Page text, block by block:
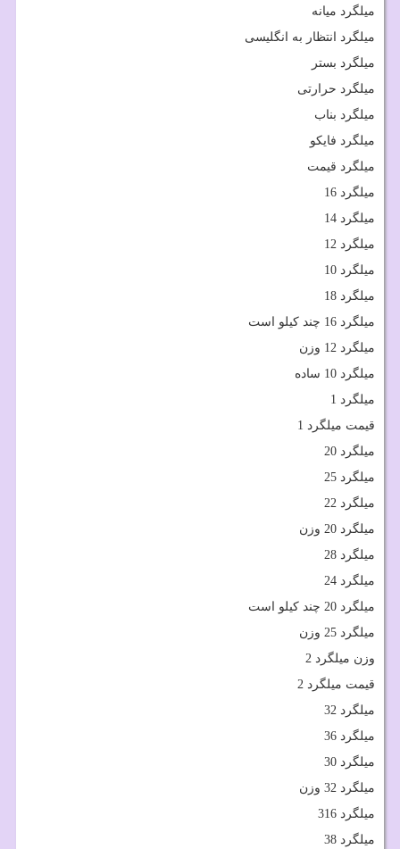
میلگرد میانه
میلگرد انتظار به انگلیسی
میلگرد بستر
میلگرد حرارتی
میلگرد بناب
میلگرد فایکو
میلگرد قیمت
میلگرد 16
میلگرد 14
میلگرد 12
میلگرد 10
میلگرد 18
میلگرد 16 چند کیلو است
میلگرد 12 وزن
میلگرد 10 ساده
میلگرد 1
قیمت میلگرد 1
میلگرد 20
میلگرد 25
میلگرد 22
میلگرد 20 وزن
میلگرد 28
میلگرد 24
میلگرد 20 چند کیلو است
میلگرد 25 وزن
وزن میلگرد 2
قیمت میلگرد 2
میلگرد 32
میلگرد 36
میلگرد 30
میلگرد 32 وزن
میلگرد 316
میلگرد 38